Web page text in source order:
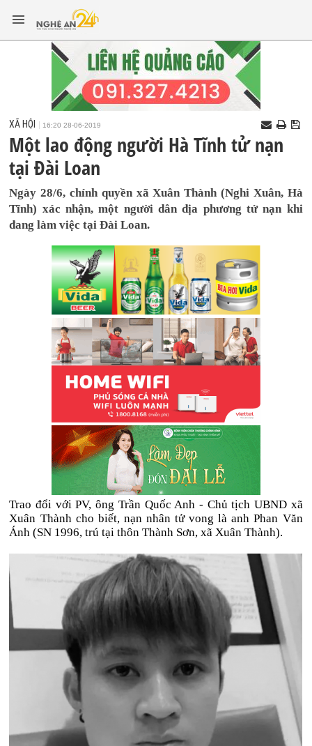
XÃ HỘI 16:20 28-06-2019
Một lao động người Hà Tĩnh tử nạn
tại Đài Loan
Ngày 28/6, chính quyền xã Xuân Thành (Nghi Xuân, Hà
Tĩnh) xác nhận, một người dân địa phương tử nạn khi
đang làm việc tại Đài Loan.
Trao đổi với PV, ông Trần Quốc Anh - Chủ tịch UBND xã
Xuân Thành cho biết, nạn nhân tử vong là anh Phan Văn
Ánh (SN 1996, trú tại thôn Thành Sơn, xã Xuân Thành).